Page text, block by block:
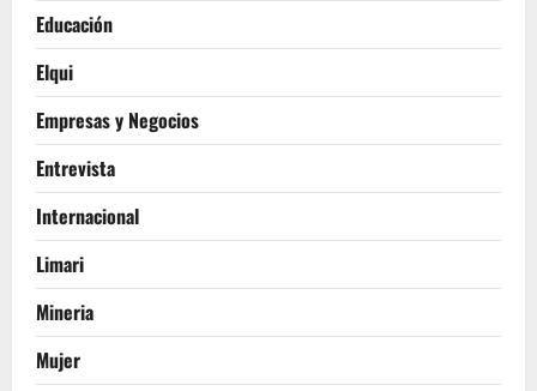
Educación
Elqui
Empresas y Negocios
Entrevista
Internacional
Limari
Mineria
Mujer